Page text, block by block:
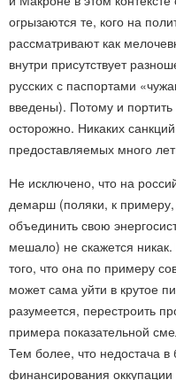
огрызаются те, кого на
рассматривают как
внутри присутствует
русских с паспортами
введены). Потому и портить
осторожно. Никаких
предоставляемых много лет
Не исключено, что на
демарш (поляки, к
объединить свою
мешало) не скажется
того, что она по примеру
может сама уйти в крутое
разумеется, перестроить
примера показательной
Тем более, что недостача
финансирования